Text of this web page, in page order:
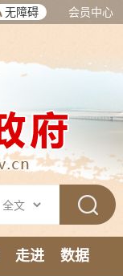
无障碍 会员中心
走进
数据